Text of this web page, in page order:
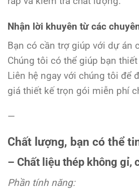
Nhận lời khuyên từ các
Bạn có cần trợ giúp với dự án
Chúng tôi có thể giúp bạn
Liên hệ ngay với chúng tôi để
giá thiết kế trọn gói miễn phí
—
Chất lượng, bạn có thể
– Chất liệu thép không gỉ,
Phần tính năng: